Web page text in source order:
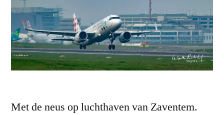
Met de neus op luchthaven van Zaventem.